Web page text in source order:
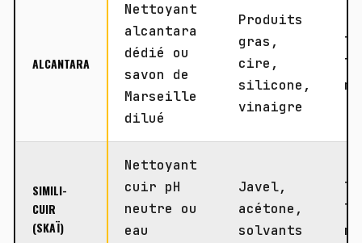
ALCANTARA
Nettoyant
alcantara
dédié ou
savon de
Marseille
dilué
Produits
gras,
cire,
silicone,
vinaigre
SIMILI-
CUIR
(SKAÏ)
Nettoyant
cuir pH
neutre ou
eau
Javel,
acétone,
solvants